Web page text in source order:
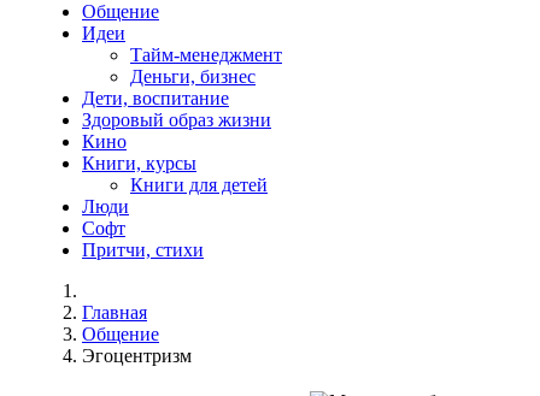
Общение
Идеи
Тайм-менеджмент
Деньги, бизнес
Дети, воспитание
Здоровый образ жизни
Кино
Книги, курсы
Книги для детей
Люди
Софт
Притчи, стихи
Главная
Общение
Эгоцентризм